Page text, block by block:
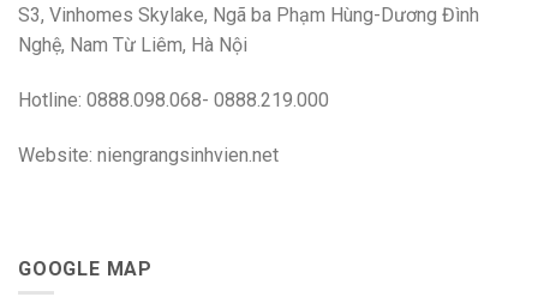
S3, Vinhomes Skylake, Ngã ba Phạm Hùng-Dương Đình
Nghệ, Nam Từ Liêm, Hà Nội
Hotline: 0888.098.068- 0888.219.000
Website: niengrangsinhvien.net
GOOGLE MAP